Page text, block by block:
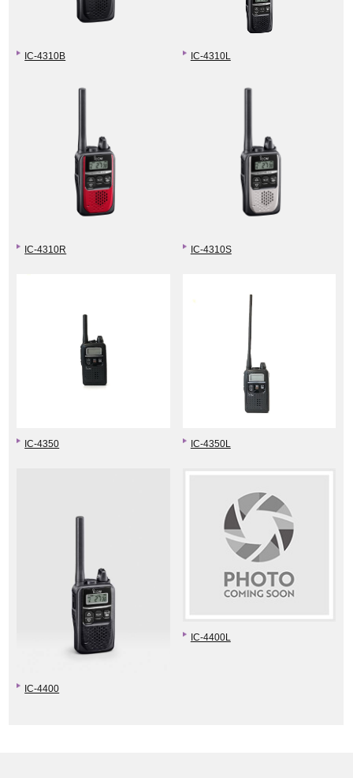
IC-4310B IC-4310L
IC-4310R IC-4310S
IC-4350 IC-4350L
IC-4400
IC-4400L